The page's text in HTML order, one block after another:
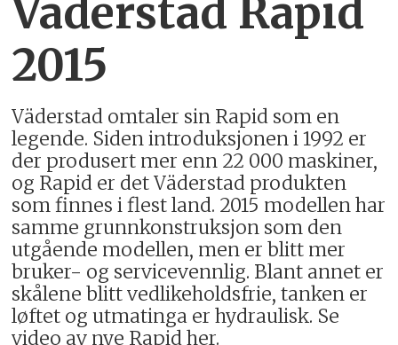
Vaderstad Rapid
2015
Väderstad omtaler sin Rapid som en
legende. Siden introduksjonen i 1992 er
der produsert mer enn 22 000 maskiner,
og Rapid er det Väderstad produkten
som finnes i flest land. 2015 modellen har
samme grunnkonstruksjon som den
utgående modellen, men er blitt mer
bruker- og servicevennlig. Blant annet er
skålene blitt vedlikeholdsfrie, tanken er
løftet og utmatinga er hydraulisk. Se
video av nye Rapid her.